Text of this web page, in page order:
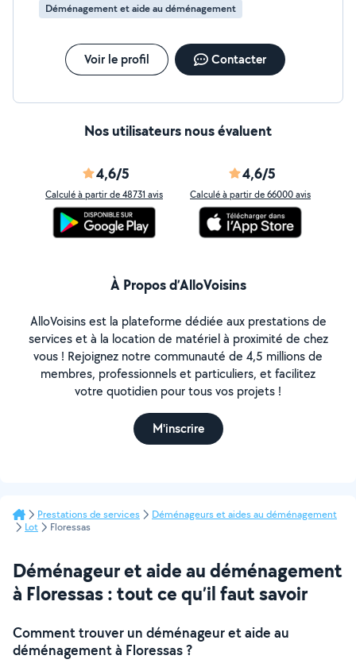
Déménagement et aide au déménagement
Voir le profil Contacter
Nos utilisateurs nous évaluent
4,6/5
Calculé à partir de 48731 avis
4,6/5
Calculé à partir de 66000 avis
À Propos d’AlloVoisins
AlloVoisins est la plateforme dédiée aux prestations de
services et à la location de matériel à proximité de chez
vous ! Rejoignez notre communauté de 4,5 millions de
membres, professionnels et particuliers, et facilitez
votre quotidien pour tous vos projets !
M'inscrire
Prestations de services
Déménageurs et aides au déménagement
Lot
Floressas
Déménageur et aide au déménagement
à Floressas : tout ce qu’il faut savoir
Comment trouver un déménageur et aide au
déménagement à Floressas ?